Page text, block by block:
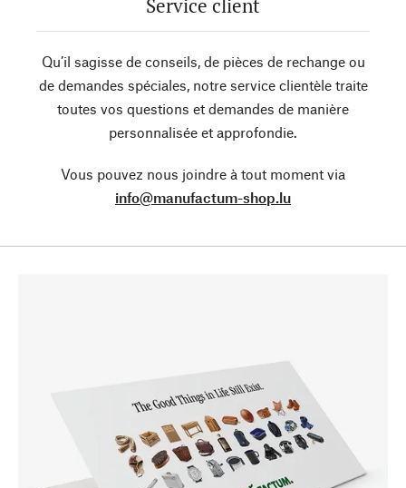
Service client
Qu’il sagisse de conseils, de pièces de rechange ou
de demandes spéciales, notre service clientèle traite
toutes vos questions et demandes de manière
personnalisée et approfondie.
Vous pouvez nous joindre à tout moment via
info@manufactum-shop.lu